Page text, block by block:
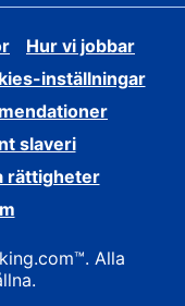
Hur vi jobbar
inställningar
slaveri
rättigheter
Alla